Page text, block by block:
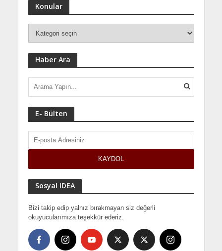
Konular
Haber Ara
E- Bülten
Sosyal IDEA
Bizi takip edip yalnız bırakmayan siz değerli
okuyucularımıza teşekkür ederiz.